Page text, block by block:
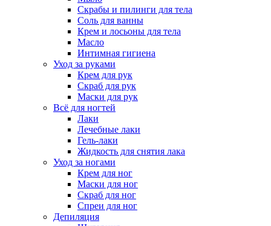
Скрабы и пилинги для тела
Соль для ванны
Крем и лосьоны для тела
Масло
Интимная гигиена
Уход за руками
Крем для рук
Скраб для рук
Маски для рук
Всё для ногтей
Лаки
Лечебные лаки
Гель-лаки
Жидкость для снятия лака
Уход за ногами
Крем для ног
Маски для ног
Скраб для ног
Спреи для ног
Депиляция